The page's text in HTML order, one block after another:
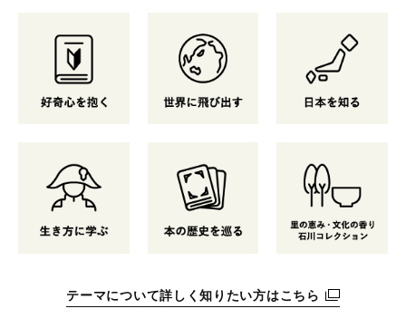
テーマについて詳しく知りたい方はこちら